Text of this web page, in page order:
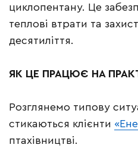
циклопентану. Це
теплові втрати та
десятиліття.
ЯК ЦЕ ПРАЦЮЄ НА
Розглянемо типову
стикаються клієнти
птахівництві.